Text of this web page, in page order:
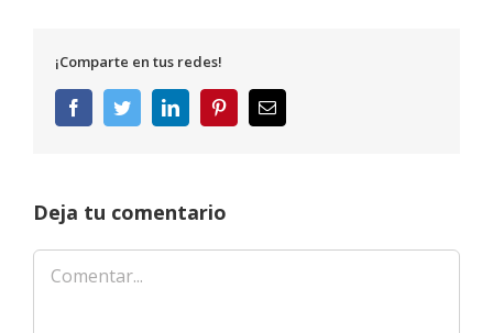
¡Comparte en tus redes!
FacebookTwitterLinkedInPinterestCorreo
electrónico
Deja tu comentario
Comentar